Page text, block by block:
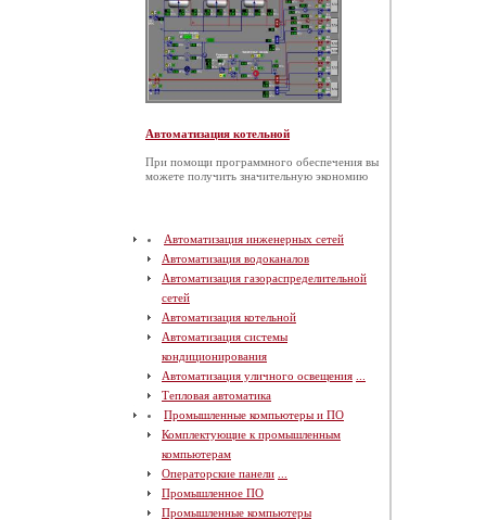
Автоматизация котельной
При помощи программного обеспечения вы
можете получить значительную экономию
Автоматизация инженерных сетей
Автоматизация водоканалов
Автоматизация газораспределительной
сетей
Автоматизация котельной
Автоматизация системы
кондиционирования
Автоматизация уличного освещения
Тепловая автоматика
Промышленные компьютеры и ПО
Комплектующие к промышленным
компьютерам
Операторские панели
Промышленное ПО
Промышленные компьютеры